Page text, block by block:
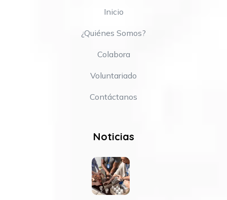
Inicio
¿Quiénes Somos?
Colabora
Voluntariado
Contáctanos
Noticias